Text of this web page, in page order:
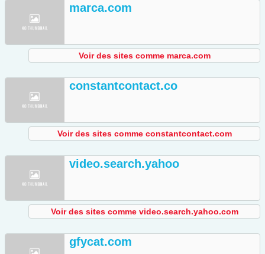
marca.com
Voir des sites comme marca.com
constantcontact.co
Voir des sites comme constantcontact.com
video.search.yahoo
Voir des sites comme video.search.yahoo.com
gfycat.com